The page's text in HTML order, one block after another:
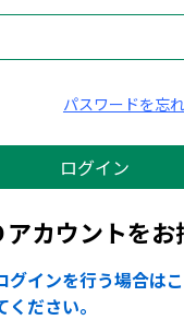
パスワードを忘
アカウントをお
グインを行う場合は
ださい。